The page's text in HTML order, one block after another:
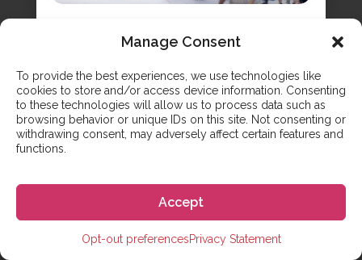
Manage Consent
To provide the best experiences, we use technologies like
cookies to store and/or access device information. Consenting
to these technologies will allow us to process data such as
browsing behavior or unique IDs on this site. Not consenting or
withdrawing consent, may adversely affect certain features and
functions.
Accept
Opt-out preferencesPrivacy Statement
Si has estado buscando información sobre cómo
convertirte en un trabajador remoto en España,
tenemos toda la información que necesitas sobre
la nueva visa nómada digital para España. Pero,
¿por qué las visas de trabajo remoto son un tema